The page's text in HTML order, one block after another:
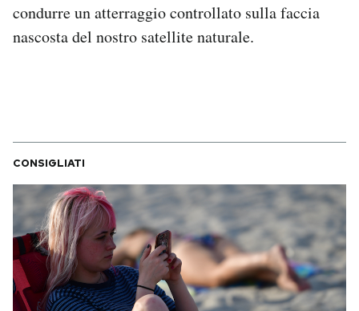
condurre un atterraggio controllato sulla faccia
nascosta del nostro satellite naturale.
CONSIGLIATI